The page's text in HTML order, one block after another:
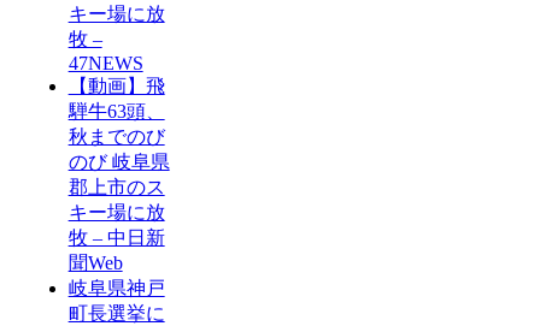
キー場に放
牧 –
47NEWS
【動画】飛
騨牛63頭、
秋までのび
のび 岐阜県
郡上市のス
キー場に放
牧 – 中日新
聞Web
岐阜県神戸
町長選挙に